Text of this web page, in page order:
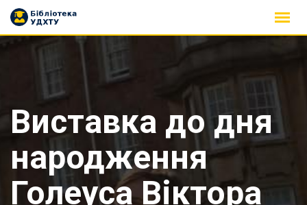
Skip
content
Виставка до дня
народження
Голеуса Віктора